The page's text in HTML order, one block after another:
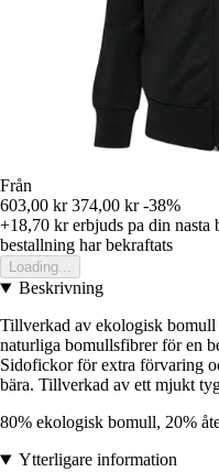
Från
603,00 kr 374,00 kr -38%
+18,70 krerbjuds pa din nasta
bestallning har bekraftats
Loading...
Beskrivning
Tillverkad av ekologisk bomull
naturliga bomullsfibrer för en
Sidofickor för extra förvaring
bära. Tillverkad av ett mjukt
80% ekologisk bomull, 20%
Ytterligare information